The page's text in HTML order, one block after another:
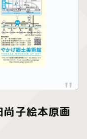
子絵本原画